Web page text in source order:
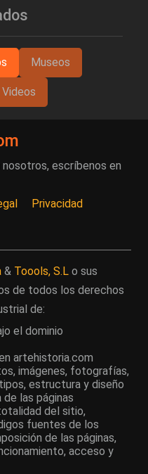
Museos
Videos
escríbenos en
Privacidad
& Toools, S.L o sus
de todos los derechos
de:
el dominio
artehistoria.com
imágenes, fotografías,
estructura y diseño
las páginas
del sitio,
fuentes de los
de las páginas,
acceso y